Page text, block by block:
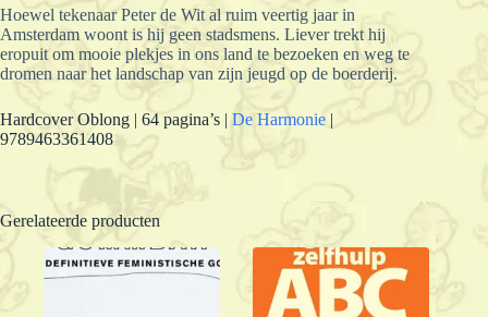
Hoewel tekenaar Peter de Wit al ruim veertig jaar in
Amsterdam woont is hij geen stadsmens. Liever trekt hij
eropuit om mooie plekjes in ons land te bezoeken en weg te
dromen naar het landschap van zijn jeugd op de boerderij.
Hardcover Oblong | 64 pagina’s | De Harmonie |
9789463361408
Gerelateerde producten